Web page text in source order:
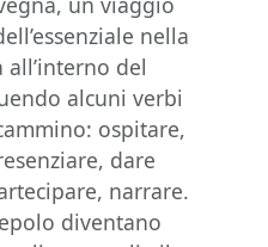
nella
del
alcuni verbi
ospitare,
dare
narrare.
diventano